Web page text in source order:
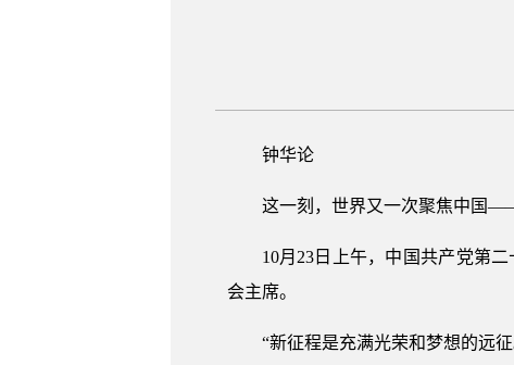
钟华论
这一刻，世界又一次聚焦中国
10月23日上午，中国共产党第
会主席。
“新征程是充满光荣和梦想的远